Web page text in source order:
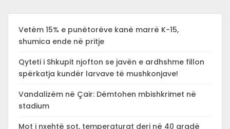
Vetëm 15% e punëtorëve kanë marrë K-15,
shumica ende në pritje
Qyteti i Shkupit njofton se javën e ardhshme fillon
spërkatja kundër larvave të mushkonjave!
Vandalizëm në Çair: Dëmtohen mbishkrimet në
stadium
Mot i nxehtë sot, temperaturat deri në 40 gradë